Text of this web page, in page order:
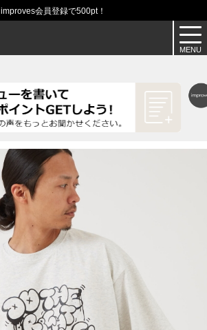
improves会員登録で500pt！